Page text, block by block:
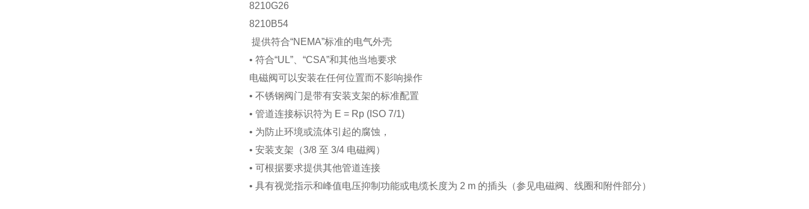
8210G26
8210B54
提供符合“NEMA”标准的电气外壳
• 符合“UL”、“CSA”和其他当地要求
电磁阀可以安装在任何位置而不影响操作
• 不锈钢阀门是带有安装支架的标准配置
• 管道连接标识符为 E = Rp (ISO 7/1)
• 为防止环境或流体引起的腐蚀，
• 安装支架（3/8 至 3/4 电磁阀）
• 可根据要求提供其他管道连接
• 具有视觉指示和峰值电压抑制功能或电缆长度为 2 m 的插头（参见电磁阀、线圈和附件部分）